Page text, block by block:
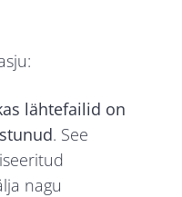
lähtefailid on
. See
nagu